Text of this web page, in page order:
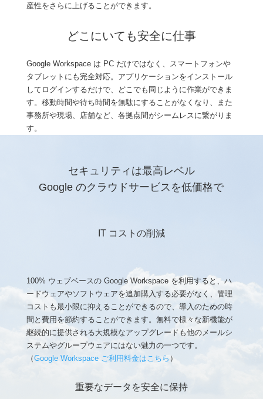
産性をさらに上げることができます。
どこにいても安全に仕事
Google Workspace は PC だけではなく、スマートフォンや
タブレットにも完全対応。アプリケーションをインストール
してログインするだけで、どこでも同じように作業ができま
す。移動時間や待ち時間を無駄にすることがなくなり、また
事務所や現場、店舗など、各拠点間がシームレスに繋がりま
す。
セキュリティは最高レベル
Google のクラウドサービスを低価格で
IT コストの削減
100% ウェブベースの Google Workspace を利用すると、ハ
ードウェアやソフトウェアを追加購入する必要がなく、管理
コストも最小限に抑えることができるので、導入のための時
間と費用を節約することができます。無料で様々な新機能が
継続的に提供される大規模なアップグレードも他のメールシ
ステムやグループウェアにはない魅力の一つです。
（Google Workspace ご利用料金はこちら ）
重要なデータを安全に保持